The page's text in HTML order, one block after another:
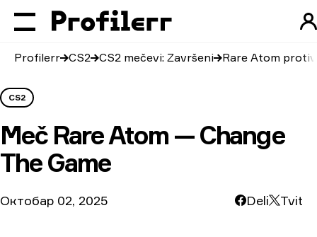
Profilerr CS2 CS2 mečevi: Završeni Rare Atom protiv
CS2
Meč Rare Atom — Change
The Game
Октобар 02, 2025 Deli Tvit